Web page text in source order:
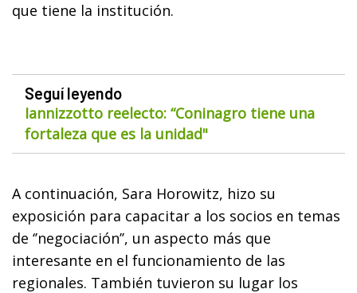
que tiene la institución.
Seguí leyendo
Iannizzotto reelecto: “Coninagro tiene una
fortaleza que es la unidad"
A continuación, Sara Horowitz, hizo su
exposición para capacitar a los socios en temas
de ‘’negociación’’, un aspecto más que
interesante en el funcionamiento de las
regionales. También tuvieron su lugar los